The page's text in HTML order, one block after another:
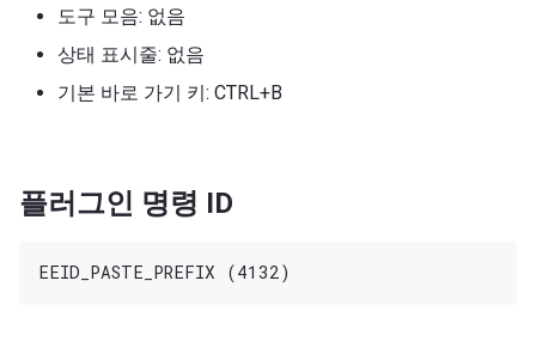
도구 모음: 없음
상태 표시줄: 없음
기본 바로 가기 키: CTRL+B
플러그인 명령 ID